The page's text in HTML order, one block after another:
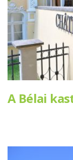
A Bélai